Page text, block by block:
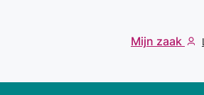
Mijn zaak